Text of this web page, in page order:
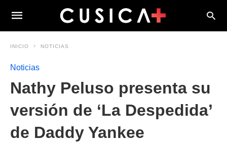
INICIO NOTICIAS
Noticias
Nathy Peluso presenta su
versión de ‘La Despedida’
de Daddy Yankee